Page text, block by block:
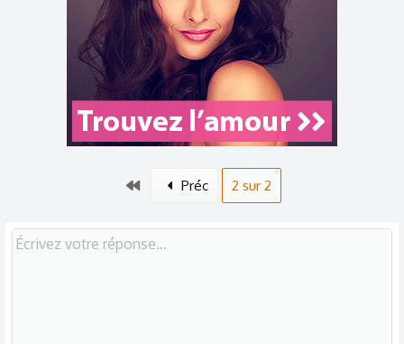
PremierPréc 2 sur 2